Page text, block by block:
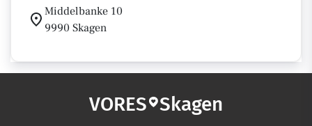
Middelbanke 10
9990 Skagen
VORES Skagen